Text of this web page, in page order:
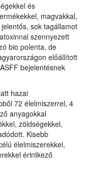
és
magvakkal,
sok tagállamot
szennyezett
bio polenta, de
előállított
bejelentésnek
hazai
72 élelmiszerrel, 4
anyagokkal
zöldségekkel,
Kisebb
élelmiszerekkel,
érintkező